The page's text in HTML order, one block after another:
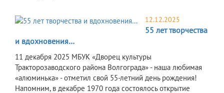
12.12.2025
55 лет творчества
и вдохновения…
11 декабря 2025 МБУК «Дворец культуры
Тракторозаводского района Волгограда» - наша любимая
«алюминька» - отметил свой 55-летний день рождения!
Напомним, в декабре 1970 года состоялось открытие